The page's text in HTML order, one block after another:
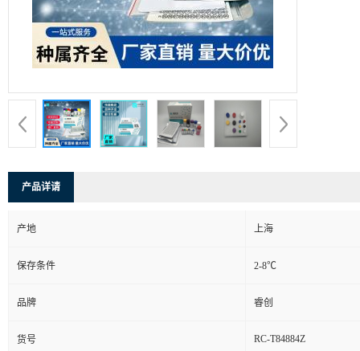
产品详请
产地 上海
保存条件 2-8℃
品牌 睿创
货号 RC-T84884Z